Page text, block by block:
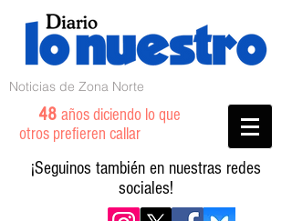
Noticias de Zona Norte
48 años diciendo lo que
otros prefieren callar
¡Seguinos también en nuestras redes
sociales!